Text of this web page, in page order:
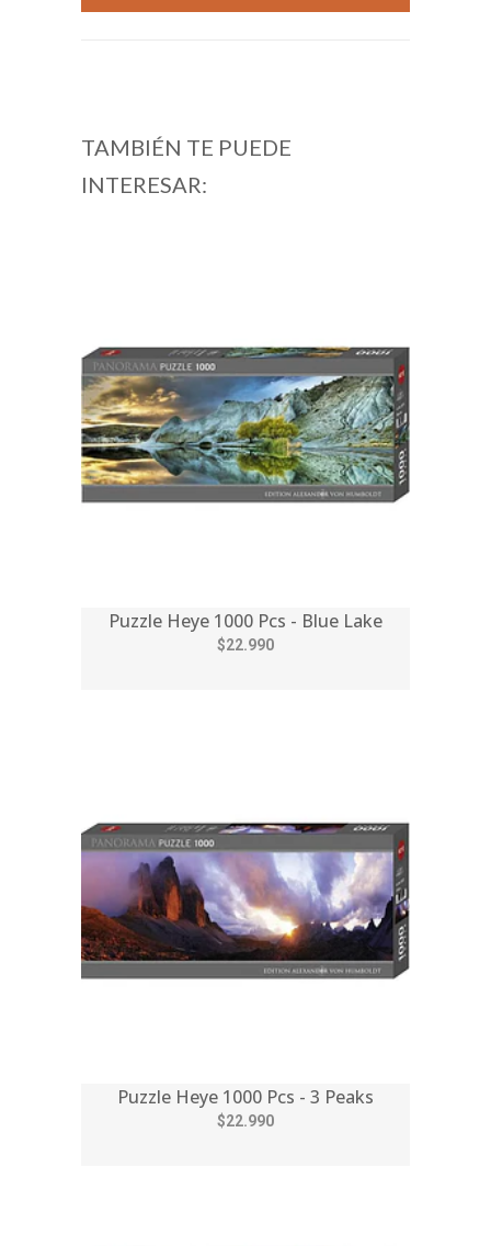
TAMBIÉN TE PUEDE
INTERESAR:
Puzzle Heye 1000 Pcs - Blue Lake
$22.990
Puzzle Heye 1000 Pcs - 3 Peaks
$22.990